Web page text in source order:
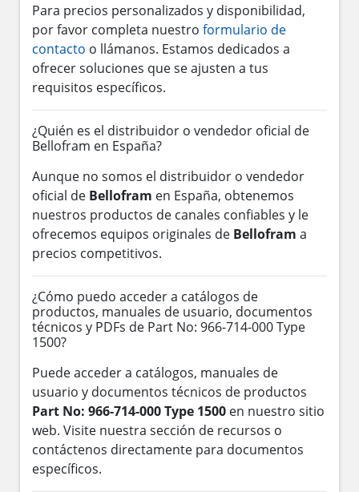
Para precios personalizados y disponibilidad,
por favor completa nuestro formulario de
contacto o llámanos. Estamos dedicados a
ofrecer soluciones que se ajusten a tus
requisitos específicos.
¿Quién es el distribuidor o vendedor oficial de
Bellofram en España?
Aunque no somos el distribuidor o vendedor
oficial de Bellofram en España, obtenemos
nuestros productos de canales confiables y le
ofrecemos equipos originales de Bellofram a
precios competitivos.
¿Cómo puedo acceder a catálogos de
productos, manuales de usuario, documentos
técnicos y PDFs de Part No: 966-714-000 Type
1500?
Puede acceder a catálogos, manuales de
usuario y documentos técnicos de productos
Part No: 966-714-000 Type 1500 en nuestro sitio
web. Visite nuestra sección de recursos o
contáctenos directamente para documentos
específicos.